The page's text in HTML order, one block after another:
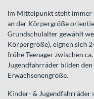
Im Mittelpunkt steht immer
an der Körpergröße
Grundschulalter gewählt
Körpergröße), eignen sich
frühe Teenager zwischen
Jugendfahrräder bilden
Erwachsenengröße.
Kinder- & Jugendfahrräder